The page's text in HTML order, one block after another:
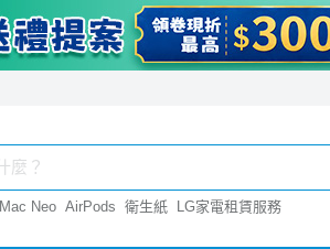
Mac Neo AirPods 衛生紙 LG家電租賃服務